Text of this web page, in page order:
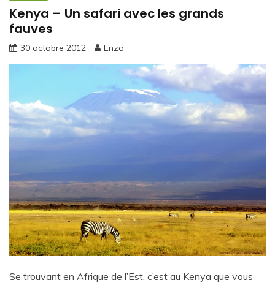
Kenya – Un safari avec les grands
fauves
30 octobre 2012 Enzo
Se trouvant en Afrique de l’Est, c’est au Kenya que vous